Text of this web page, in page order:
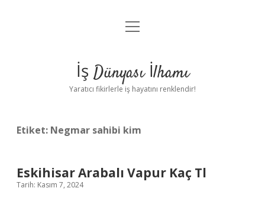
Anasayfa
Yasal Uyarı
menüyü
İş Dünyası İlhamı
Yaratıcı fikirlerle iş hayatını renklendir!
Etiket: Negmar sahibi kim
Eskihisar Arabalı Vapur Kaç Tl
Tarih: Kasım 7, 2024